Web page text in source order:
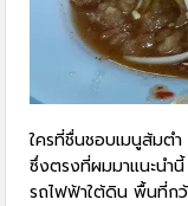
ใครที่ชื่นชอบเมนูส้มต
ซึ่งตรงที่ผมมาแนะนำ
รถไฟฟ้าใต้ดิน พื้นที่กว้